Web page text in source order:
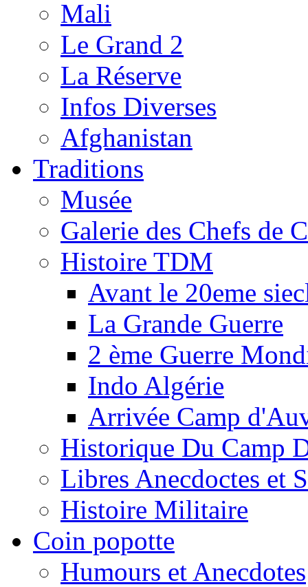
Mali
Le Grand 2
La Réserve
Infos Diverses
Afghanistan
Traditions
Musée
Galerie des Chefs de
Histoire TDM
Avant le 20eme
La Grande Guerre
2 ème Guerre
Indo Algérie
Arrivée Camp
Historique Du Camp
Libres Anecdoctes et
Histoire Militaire
Coin popotte
Humours et Anecdotes